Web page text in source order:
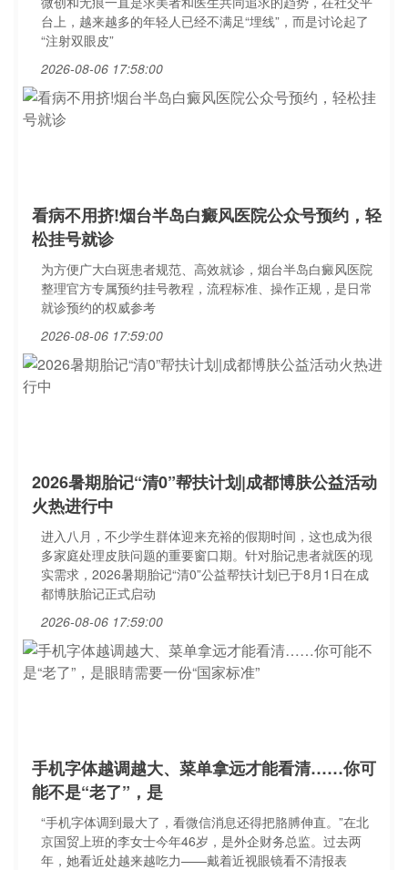
台上，越来越多的年轻人已经不满足“埋线”，而是讨论起了
“注射双眼皮”
2026-08-06 17:58:00
看病不用挤!烟台半岛白癜风医院公众号预约，轻
松挂号就诊
为方便广大白斑患者规范、高效就诊，烟台半岛白癜风医院
整理官方专属预约挂号教程，流程标准、操作正规，是日常
就诊预约的权威参考
2026-08-06 17:59:00
2026暑期胎记“清0”帮扶计划|成都博肤公益活动
火热进行中
进入八月，不少学生群体迎来充裕的假期时间，这也成为很
多家庭处理皮肤问题的重要窗口期。针对胎记患者就医的现
实需求，2026暑期胎记“清0”公益帮扶计划已于8月1日在成
都博肤胎记正式启动
2026-08-06 17:59:00
手机字体越调越大、菜单拿远才能看清……你可
能不是“老了”，是
“手机字体调到最大了，看微信消息还得把胳膊伸直。”在北
京国贸上班的李女士今年46岁，是外企财务总监。过去两
年，她看近处越来越吃力——戴着近视眼镜看不清报表